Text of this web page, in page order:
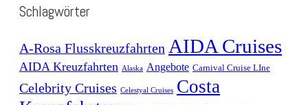
Schlagwörter
A-Rosa Flusskreuzfahrten AIDA Cruises
AIDA Kreuzfahrten Alaska Angebote Carnival Cruise LIne
Celebrity Cruises Celestyal Cruises Costa